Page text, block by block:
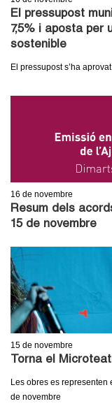
El pressupost
7,5% i aposta per
sostenible
El pressupost s’ha
16 de novembre
Resum dels
15 de novembre
15 de novembre
Torna el
Les obres es representen
de novembre